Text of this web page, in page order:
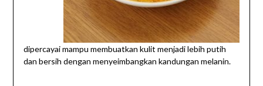
dipercayai mampu membuatkan kulit menjadi lebih putih
dan bersih dengan menyeimbangkan kandungan melanin.